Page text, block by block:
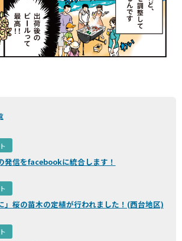
発信をfacebookに統合します！
」桜の苗木の定植が行われました！(西台地区)